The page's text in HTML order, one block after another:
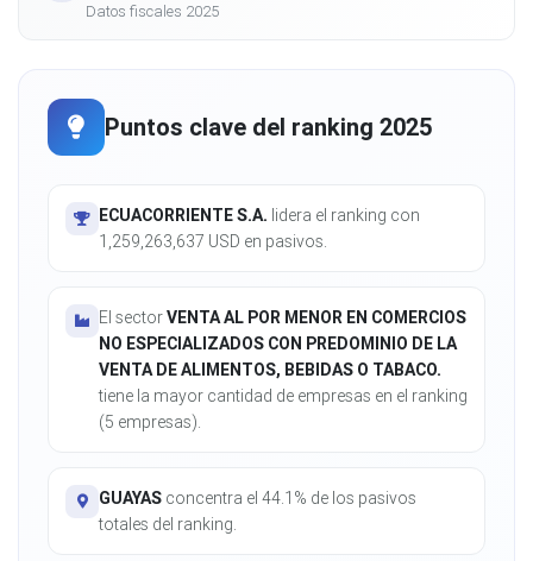
Datos fiscales 2025
Puntos clave del ranking 2025
ECUACORRIENTE S.A. lidera el ranking con
1,259,263,637 USD en pasivos.
El sectorVENTA AL POR MENOR EN COMERCIOS
NO ESPECIALIZADOS CON PREDOMINIO DE LA
VENTA DE ALIMENTOS, BEBIDAS O TABACO.
tiene la mayor cantidad de empresas en el ranking
(5 empresas).
GUAYAS concentra el 44.1% de los pasivos
totales del ranking.